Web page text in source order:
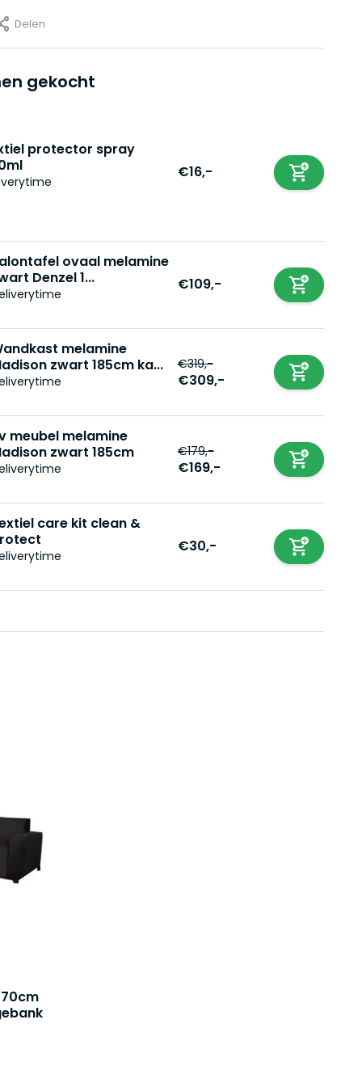
Delen
gekocht
protector spray
€16,-
ovaal melamine
Denzel 1...
€109,-
melamine
zwart 185cm ka...
€319,-
€309,-
meubel melamine
zwart 185cm
€179,-
€169,-
care kit clean &
€30,-